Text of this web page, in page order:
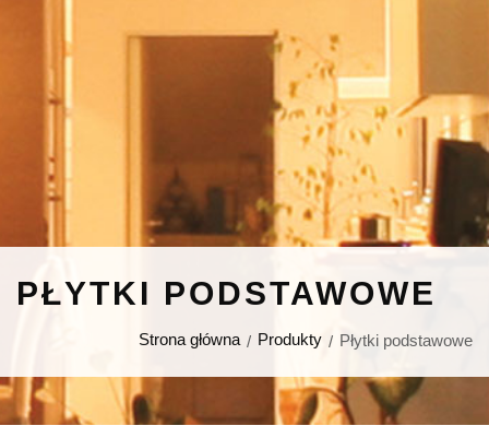
PŁYTKI PODSTAWOWE
Strona główna Produkty Płytki podstawowe